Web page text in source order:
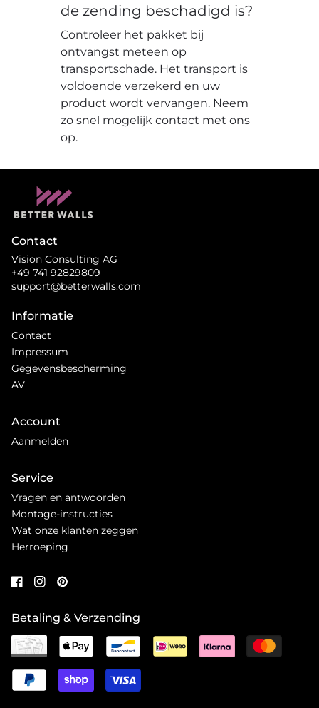
de zending beschadigd is?
Controleer het pakket bij
ontvangst meteen op
transportschade. Het transport is
voldoende verzekerd en uw
product wordt vervangen. Neem
zo snel mogelijk contact met ons
op.
Contact
Vision Consulting AG
+49 741 92829809
support@betterwalls.com
Informatie
Contact
Impressum
Gegevensbescherming
AV
Account
Aanmelden
Service
Vragen en antwoorden
Montage-instructies
Wat onze klanten zeggen
Herroeping
Betaling & Verzending